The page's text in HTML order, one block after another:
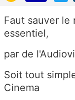
Faut sauver le
essentiel,
par de
Soit tout
Cinema